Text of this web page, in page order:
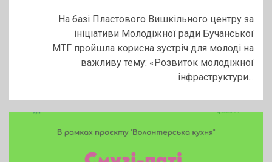
На базі Пластового Вишкільного центру за
ініціативи Молодіжної ради Бучанської
МТГ пройшла корисна зустріч для молоді на
важливу тему: «Розвиток молодіжної
інфраструктури...